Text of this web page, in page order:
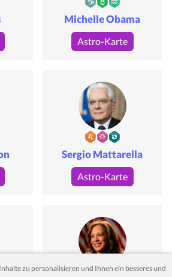
Michelle Obama
Astro-Karte
Sergio Mattarella
Astro-Karte
zu personalisieren und Ihnen ein besseres und